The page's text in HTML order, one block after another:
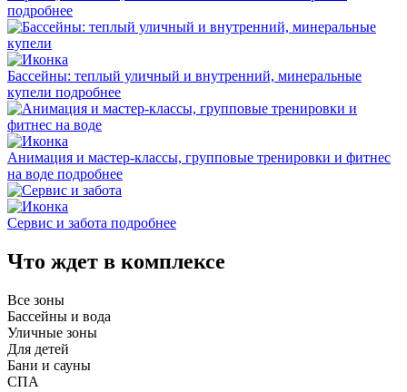
подробнее
Бассейны: теплый уличный и внутренний, минеральные
купели подробнее
Анимация и мастер-классы, групповые тренировки и фитнес
на воде подробнее
Сервис и забота подробнее
Что ждет в комплексе
Все зоны
Бассейны и вода
Уличные зоны
Для детей
Бани и сауны
СПА